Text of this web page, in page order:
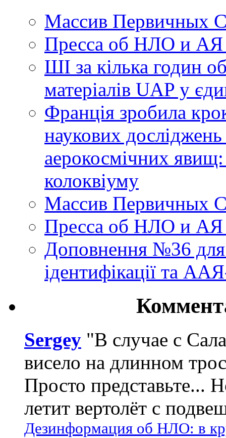
Массив Первичных
Пресса об НЛО и
ШІ за кілька годин
матеріалів UAP у
Франція зробила
наукових
аерокосмічних
колоквіуму
Массив Первичных
Пресса об НЛО и
Доповнення №36
ідентифікації та
Sergey "В случае с
висело на длинном
Просто представьте...
летит вертолёт с
Дезинформация об НЛО: в